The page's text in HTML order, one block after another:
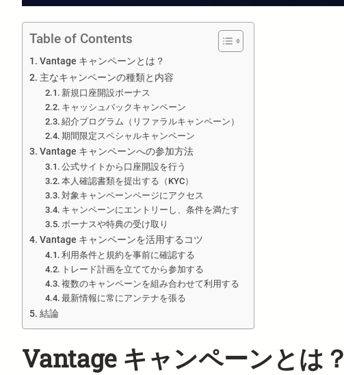
Table of Contents
Vantage キャンペーンとは？
主なキャンペーンの種類と内容
新規口座開設ボーナス
キャッシュバックキャンペーン
紹介プログラム（リファラルキャンペーン）
期間限定スペシャルキャンペーン
Vantage キャンペーンへの参加方法
公式サイトから口座開設を行う
本人確認書類を提出する（KYC）
対象キャンペーンページにアクセス
キャンペーンにエントリーし、条件を満たす
ボーナスや特典の受け取り
Vantage キャンペーンを活用するコツ
利用条件と規約を事前に確認する
トレード計画を立ててから参加する
複数のキャンペーンを組み合わせて利用する
最新情報に常にアンテナを張る
結論
Vantage キャンペーンとは？